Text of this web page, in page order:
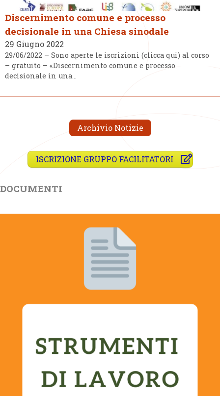
Discernimento comune e processo
decisionale in una Chiesa sinodale
29 Giugno 2022
29/06/2022 – Sono aperte le iscrizioni (clicca qui) al corso
– gratuito – «Discernimento comune e processo
decisionale in una…
Archivio Notizie
ISCRIZIONE GRUPPO FACILITATORI
DOCUMENTI